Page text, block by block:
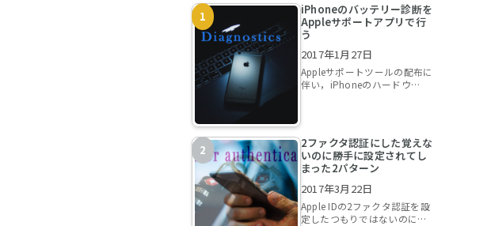
iPhoneのバッテリー診断を
Appleサポートアプリで行
う
2017年1月27日
Appleサポートツールの配布に
伴い，iPhoneのハードウ…
2ファクタ認証にした覚えな
いのに勝手に設定されてし
まった2パターン
2017年3月22日
Apple IDの2ファクタ認証を設
定したつもりではないのに…